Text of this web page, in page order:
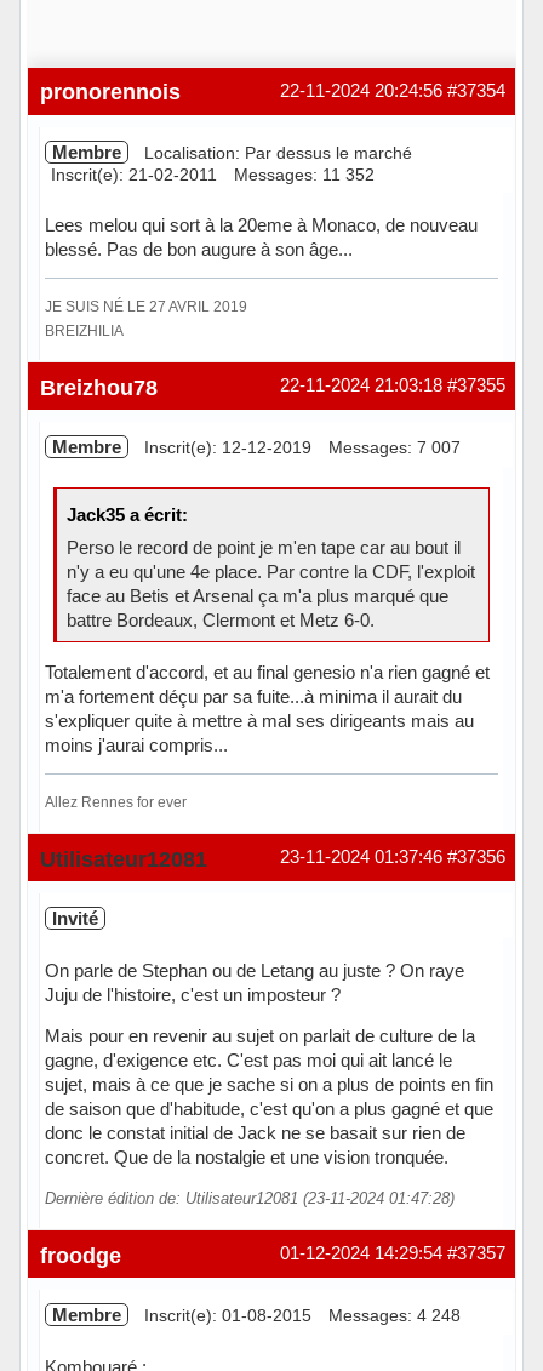
#37354
22-11-2024 20:24:56
pronorennois
Membre
Localisation: Par dessus le marché
Inscrit(e): 21-02-2011
Messages: 11 352
Lees melou qui sort à la 20eme à Monaco, de nouveau
blessé. Pas de bon augure à son âge...
JE SUIS NÉ LE 27 AVRIL 2019
BREIZHILIA
Hors ligne #37355
22-11-2024 21:03:18
Breizhou78
Membre Inscrit(e): 12-12-2019 Messages: 7 007
Jack35 a écrit:
Perso le record de point je m'en tape car au bout il
n'y a eu qu'une 4e place. Par contre la CDF, l'exploit
face au Betis et Arsenal ça m'a plus marqué que
battre Bordeaux, Clermont et Metz 6-0.
Totalement d'accord, et au final genesio n'a rien gagné et
m'a fortement déçu par sa fuite...à minima il aurait du
s'expliquer quite à mettre à mal ses dirigeants mais au
moins j'aurai compris...
Allez Rennes for ever
Hors ligne #37356
23-11-2024 01:37:46
Utilisateur12081
Invité
On parle de Stephan ou de Letang au juste ? On raye
Juju de l'histoire, c'est un imposteur ?
Mais pour en revenir au sujet on parlait de culture de la
gagne, d'exigence etc. C'est pas moi qui ait lancé le
sujet, mais à ce que je sache si on a plus de points en fin
de saison que d'habitude, c'est qu'on a plus gagné et que
donc le constat initial de Jack ne se basait sur rien de
concret. Que de la nostalgie et une vision tronquée.
Dernière édition de: Utilisateur12081 (23-11-2024 01:47:28)
#37357
01-12-2024 14:29:54
froodge
Membre Inscrit(e): 01-08-2015 Messages: 4 248
Kombouaré :